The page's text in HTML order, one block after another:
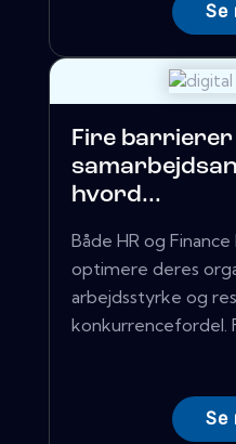
Se
Fire
hvord...
Både HR og
optimere deres
arbejdsstyrke og
konkurrencefordel.
Se